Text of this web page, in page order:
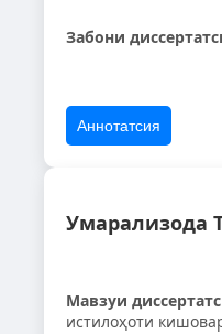
Забони
Аннотатсия
Умарализода
Мавзуи
истилоҳоти